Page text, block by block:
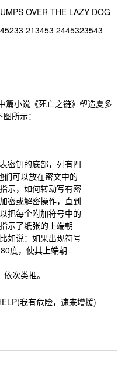
OVER THE LAZY DOG
213453 2445323543
篇小说《死亡之链》塑造夏多
所示：
密钥的底部，列有四
可以放在密文中的
示，如何转动写有密
密或解密操作，直到
把每个附加符号中的
示了纸张的上端朝
如说：如果出现符号
度，使其上端朝
次类推。
我有危险，速来增援)